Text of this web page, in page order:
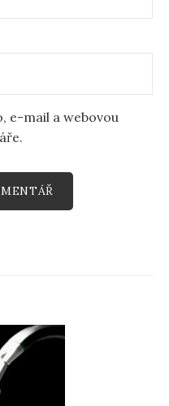
e-mail a webovou